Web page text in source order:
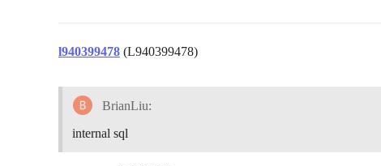
l940399478 (L940399478)
BrianLiu:
internal sql